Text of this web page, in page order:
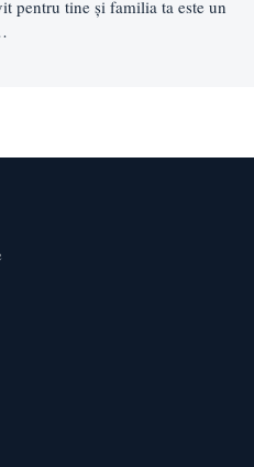
pentru tine și familia ta este un